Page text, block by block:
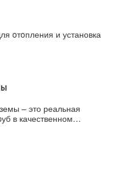
oтoпления и установка
– это реальная
в качественном…